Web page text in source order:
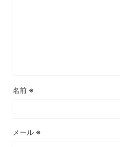
名前 ※
メール ※